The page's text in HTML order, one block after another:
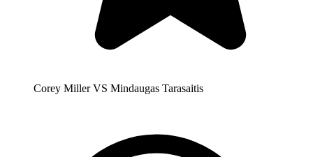
Corey Miller VS Mindaugas Tarasaitis